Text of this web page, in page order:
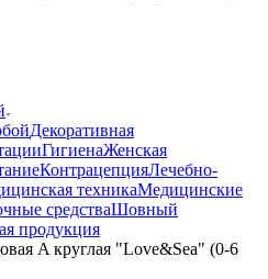
Декоративная
ГигиенаЖенская
КонтрацепцияЛечебно-
техникаМедицинские
средстваШовный
продукция
A круглая "Love&Sea" (0-6